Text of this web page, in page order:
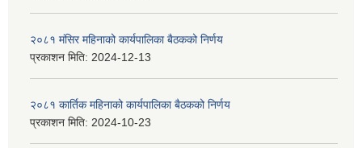
२०८१ मंसिर महिनाको कार्यपालिका बैठकको निर्णय
प्रकाशन मिति: 2024-12-13
२०८१ कार्तिक महिनाको कार्यपालिका बैठकको निर्णय
प्रकाशन मिति: 2024-10-23